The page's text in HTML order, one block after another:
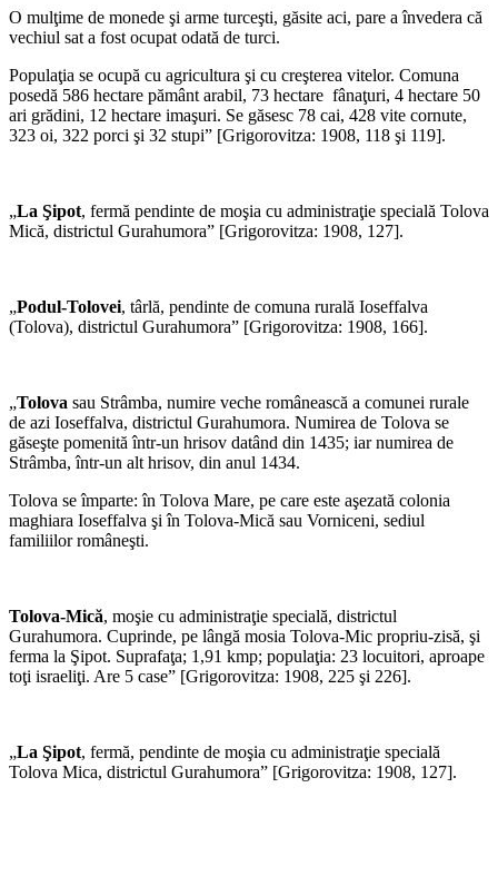
O mulţime de monede şi arme turceşti, găsite aci, pare a învedera că
vechiul sat a fost ocupat odată de turci.
Populaţia se ocupă cu agricultura şi cu creşterea vitelor. Comuna
posedă 586 hectare pământ arabil, 73 hectare fânaţuri, 4 hectare 50
ari grădini, 12 hectare imaşuri. Se găsesc 78 cai, 428 vite cornute,
323 oi, 322 porci şi 32 stupi” [Grigorovitza: 1908, 118 şi 119].
„La Şipot, fermă pendinte de moşia cu administraţie specială Tolova
Mică, districtul Gurahumora” [Grigorovitza: 1908, 127].
„Podul-Tolovei, târlă, pendinte de comuna rurală Ioseffalva
(Tolova), districtul Gurahumora” [Grigorovitza: 1908, 166].
„Tolova sau Strâmba, numire veche românească a comunei rurale
de azi Ioseffalva, districtul Gurahumora. Numirea de Tolova se
găseşte pomenită într-un hrisov datând din 1435; iar numirea de
Strâmba, într-un alt hrisov, din anul 1434.
Tolova se împarte: în Tolova Mare, pe care este aşezată colonia
maghiara Ioseffalva şi în Tolova-Mică sau Vorniceni, sediul
familiilor româneşti.
Tolova-Mică, moşie cu administraţie specială, districtul
Gurahumora. Cuprinde, pe lângă mosia Tolova-Mic propriu-zisă, şi
ferma la Şipot. Suprafaţa; 1,91 kmp; populaţia: 23 locuitori, aproape
toţi israeliţi. Are 5 case” [Grigorovitza: 1908, 225 şi 226].
„La Şipot, fermă, pendinte de moşia cu administraţie specială
Tolova Mica, districtul Gurahumora” [Grigorovitza: 1908, 127].